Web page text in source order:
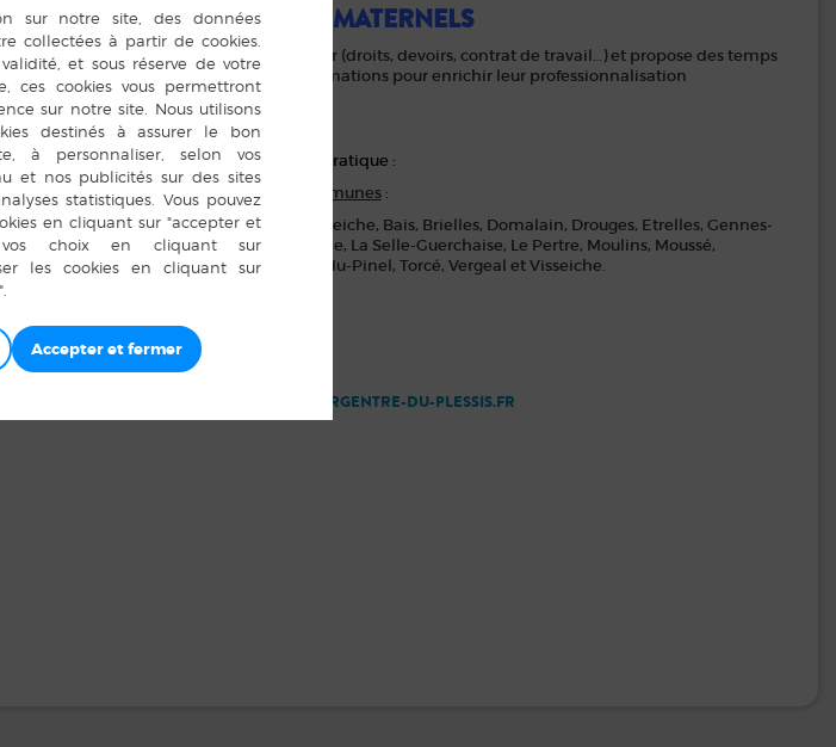
POUR LES ASSISTANTS MATERNELS
Le RPE les soutient dans leur métier (droits, devoirs, contrat de travail…) et propose des temps
de rencontre, d’échanges et de formations pour enrichir leur professionnalisation
(conférence, soirées).
Le Relais Petite Enfance en pratique :
Service gratuit qui recouvre 19 communes:
Argentré-du-Plessis, Availles- sur- Seiche, Bais, Brielles, Domalain, Drouges, Etrelles, Gennes-
sur-Seiche, La Guerche-de- Bretagne, La Selle-Guerchaise, Le Pertre, Moulins, Moussé,
Moutiers, Rannée, Saint Germain -du-Pinel, Torcé, Vergeal et Visseiche.
CONTACTS:
TEL : 02 99 96 59 77
RELAISPETITEENFANCE@ARGENTRE-DU-PLESSIS.FR